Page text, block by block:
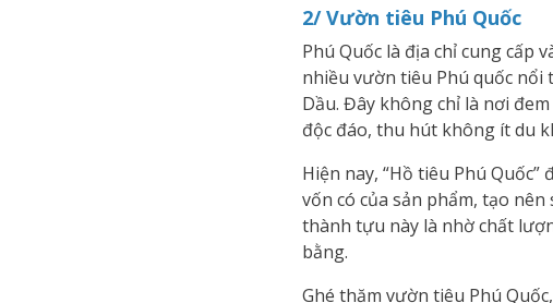
2/ Vườn tiêu Phú Quốc
Phú Quốc là địa chỉ cung cấp
nhiều vườn tiêu Phú quốc
Dầu. Đây không chỉ là nơi
độc đáo, thu hút không ít du
Hiện nay, “Hồ tiêu Phú
vốn có của sản phẩm, tạo
thành tựu này là nhờ chất
bằng.
Ghé thăm vườn tiêu Phú